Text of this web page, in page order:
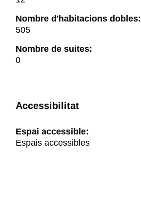
Nombre d'habitacions dobles:
505
Nombre de suites:
0
Accessibilitat
Espai accessible:
Espais accessibles